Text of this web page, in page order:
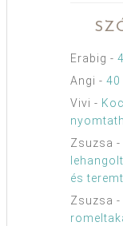
Erabig -
Angi - 40
Vivi -
Zsuzsa -
és
Zsuzsa -